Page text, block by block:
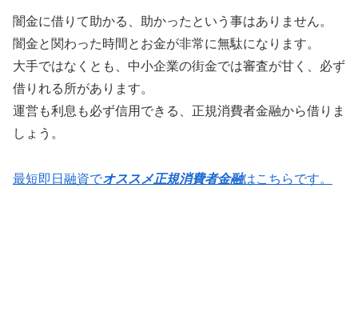
闇金に借りて助かる、助かったという事はありません。
闇金と関わった時間とお金が非常に無駄になります。
大手ではなくとも、中小企業の街金では審査が甘く、必ず
借りれる所があります。
運営も利息も必ず信用できる、正規消費者金融から借りま
しょう。
最短即日融資でオススメ正規消費者金融はこちらです。